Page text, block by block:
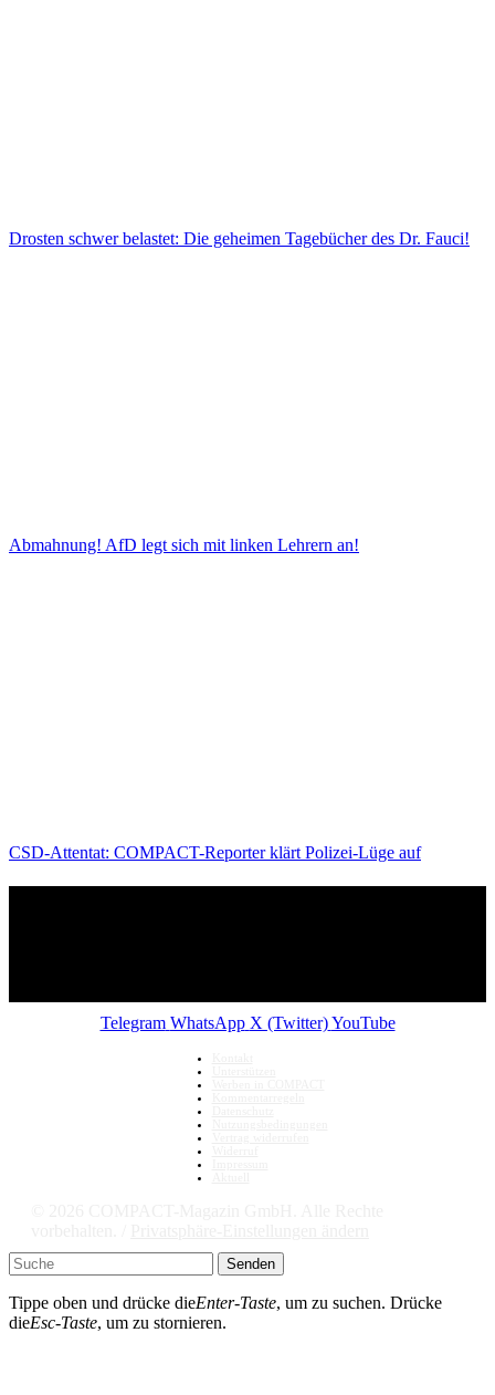
Drosten schwer belastet: Die geheimen Tagebücher des Dr. Fauci!
Abmahnung! AfD legt sich mit linken Lehrern an!
CSD-Attentat: COMPACT-Reporter klärt Polizei-Lüge auf
Telegram WhatsApp X (Twitter) YouTube
Senden
Tippe oben und drücke dieEnter-Taste, um zu suchen. Drücke
dieEsc-Taste, um zu stornieren.